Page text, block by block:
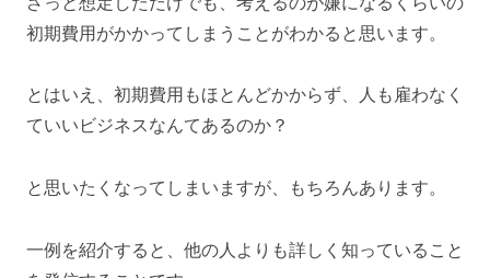
初期費用がかかってしまうことがわかると思います。
とはいえ、初期費用もほとんどかからず、人も雇わなく
ていいビジネスなんてあるのか？
と思いたくなってしまいますが、もちろんあります。
一例を紹介すると、他の人よりも詳しく知っていること